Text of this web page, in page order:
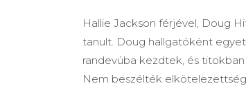
Hallie Jackson férjével, Doug
tanult. Doug hallgatóként
randevúba kezdtek, és
Nem beszélték